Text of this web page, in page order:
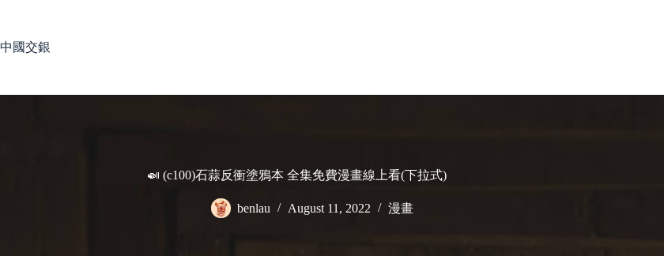
中國交銀
🍛 (c100)石蒜反衝塗鴉本 全集免費漫畫線上看(下拉式)
benlau August 11, 2022 漫畫